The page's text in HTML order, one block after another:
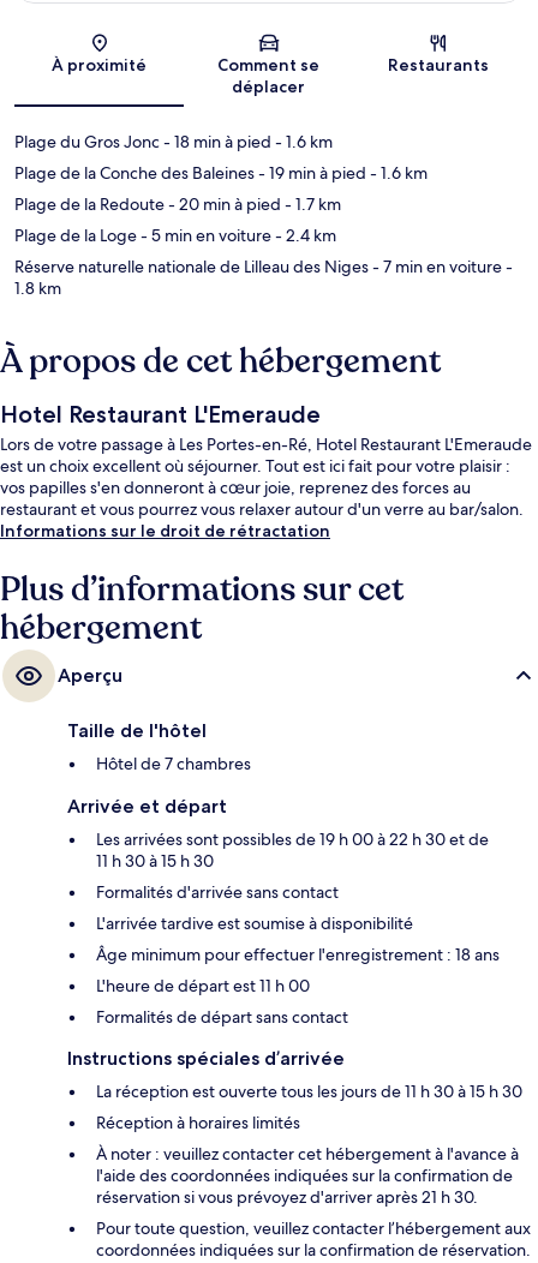
À proximité
Comment se
déplacer
Restaurants
Plage du Gros Jonc- 18 min à pied - 1.6 km
Plage de la Conche des Baleines- 19 min à pied - 1.6 km
Plage de la Redoute- 20 min à pied - 1.7 km
Plage de la Loge- 5 min en voiture- 2.4 km
Réserve naturelle nationale de Lilleau des Niges- 7 min en voiture-
1.8 km
À propos de cet hébergement
Hotel Restaurant L'Emeraude
Lors de votre passage à Les Portes-en-Ré, Hotel Restaurant L'Emeraude
est un choix excellent où séjourner. Tout est ici fait pour votre plaisir :
vos papilles s'en donneront à cœur joie, reprenez des forces au
restaurant et vous pourrez vous relaxer autour d'un verre au bar/salon.
Informations sur le droit de rétractation
Plus d’informations sur cet
hébergement
Aperçu
Taille de l'hôtel
Hôtel de 7 chambres
Arrivée et départ
Les arrivées sont possibles de 19 h 00 à 22 h 30 et de
11 h 30 à 15 h 30
Formalités d'arrivée sans contact
L'arrivée tardive est soumise à disponibilité
Âge minimum pour effectuer l'enregistrement : 18 ans
L'heure de départ est 11 h 00
Formalités de départ sans contact
Instructions spéciales d’arrivée
La réception est ouverte tous les jours de 11 h 30 à 15 h 30
Réception à horaires limités
À noter : veuillez contacter cet hébergement à l'avance à
l'aide des coordonnées indiquées sur la confirmation de
réservation si vous prévoyez d'arriver après 21 h 30.
Pour toute question, veuillez contacter l’hébergement aux
coordonnées indiquées sur la confirmation de réservation.